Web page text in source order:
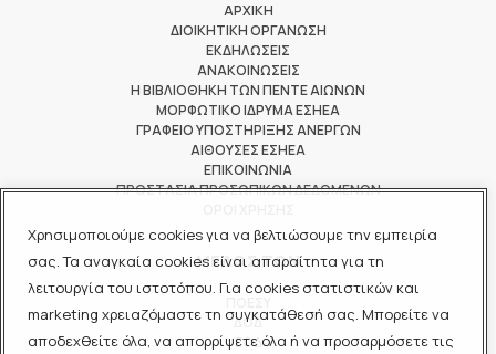
Χρησιμοποιούμε cookies για να βελτιώσουμε την εμπειρία
σας. Τα αναγκαία cookies είναι απαραίτητα για τη
λειτουργία του ιστοτόπου. Για cookies στατιστικών και
marketing χρειαζόμαστε τη συγκατάθεσή σας. Μπορείτε να
αποδεχθείτε όλα, να απορρίψετε όλα ή να προσαρμόσετε τις
ΑΡΧΙΚΗ
ΔΙΟΙΚΗΤΙΚΗ ΟΡΓΑΝΩΣΗ
ΕΚΔΗΛΩΣΕΙΣ
ΑΝΑΚΟΙΝΩΣΕΙΣ
Η ΒΙΒΛΙΟΘΗΚΗ ΤΩΝ ΠΕΝΤΕ ΑΙΩΝΩΝ
ΜΟΡΦΩΤΙΚΟ ΙΔΡΥΜΑ ΕΣΗΕΑ
ΓΡΑΦΕΙΟ ΥΠΟΣΤΗΡΙΞΗΣ ΑΝΕΡΓΩΝ
ΑΙΘΟΥΣΕΣ ΕΣΗΕΑ
ΕΠΙΚΟΙΝΩΝΙΑ
ΠΡΟΣΤΑΣΙΑ ΠΡΟΣΩΠΙΚΩΝ ΔΕΔΟΜΕΝΩΝ
ΜΕΛΟΣ ΤΩΝ
ΔΟΔ
ΕΟΔ